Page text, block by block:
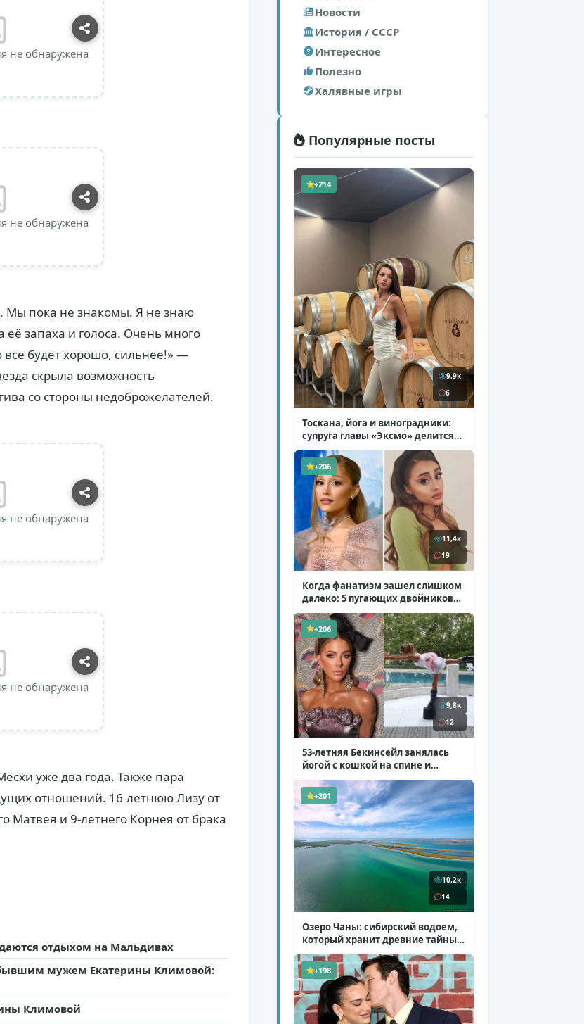
не обнаружена
не обнаружена
Мы пока не знакомы. Я не знаю
её запаха и голоса. Очень много
все будет хорошо, сильнее!» —
скрыла возможность
со стороны недоброжелателей.
не обнаружена
не обнаружена
уже два года. Также пара
отношений. 16-летнюю Лизу от
и 9-летнего Корнея от брака
отдыхом на Мальдивах
бывшим мужем Екатерины Климовой:
Климовой
Новости
История / СССР
Интересное
Полезно
Халявные игры
Популярные посты
+214
9,9к
6
Тоскана, йога и виноградники:
супруга главы «Эксмо» делится
кадрами из Италии( 14 фото )
+206
11,4к
19
Когда фанатизм зашел слишком
далеко: 5 пугающих двойников
звезд( 10 фото )
+206
9,8к
12
53-летняя Бекинсейл занялась
йогой с кошкой на спине и
ботинках на платформе( 7 фото )
+201
10,2к
14
Озеро Чаны: сибирский водоем,
который хранит древние тайны
( 12 фото )
+198